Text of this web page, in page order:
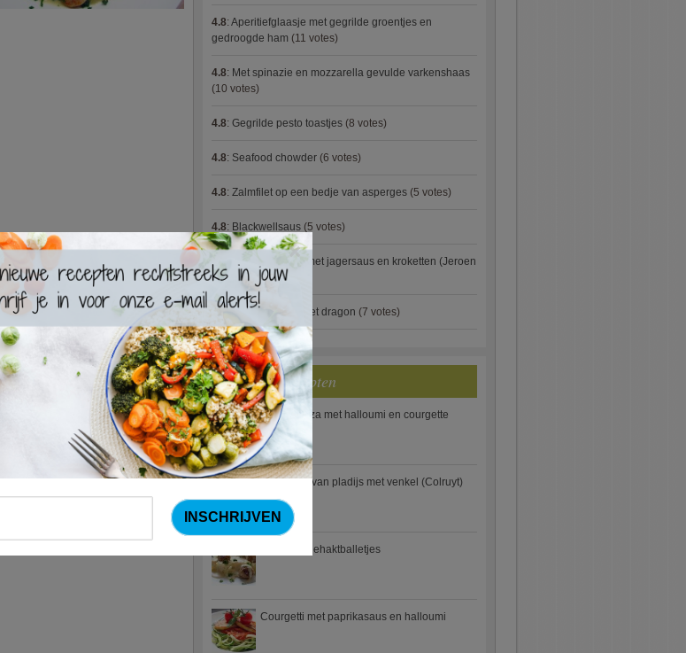
4.8: Aperitiefglaasje met gegrilde groentjes en
gedroogde ham (11 votes)
4.8: Met spinazie en mozzarella gevulde varkenshaas
(10 votes)
4.8: Gegrilde pesto toastjes (8 votes)
4.8: Seafood chowder (6 votes)
4.8: Zalmfilet op een bedje van asperges (5 votes)
4.8: Blackwellsaus (5 votes)
4.7
Varkenshaasje met jagersaus en kroketten (Jeroen
Meus)(15 votes)
4.7:Gestoofde kip met dragon (7 votes)
Nieuwste Recepten
Turkse pizza met halloumi en courgette
Waterzooi van pladijs met venkel (Colruyt)
Zweedse gehaktballetjes
Courgetti met paprikasaus en halloumi
×